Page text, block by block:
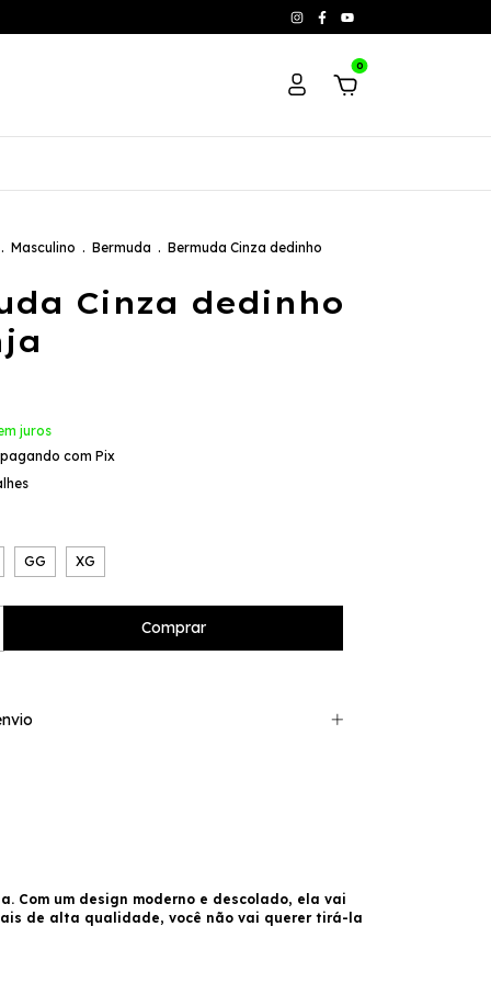
0
. Masculino . Bermuda . Bermuda Cinza dedinho
Cinza dedinho
juros
com Pix
GG XG
Com um design moderno e descolado, ela vai
de alta qualidade, você não vai querer tirá-la